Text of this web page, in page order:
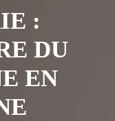
:
DU
EN